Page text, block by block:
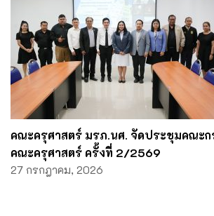
คณะครุศาสตร์ มรภ.นศ. จัดประชุมคณะก
คณะครุศาสตร์ ครั้งที่ 2/2569
27 กรกฎาคม, 2026